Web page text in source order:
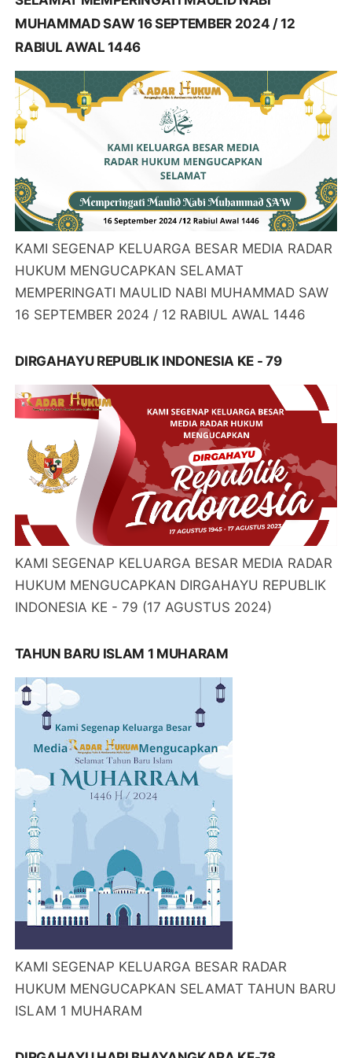
MUHAMMAD SAW 16 SEPTEMBER 2024 / 12
RABIUL AWAL 1446
KAMI SEGENAP KELUARGA BESAR MEDIA RADAR
HUKUM MENGUCAPKAN SELAMAT
MEMPERINGATI MAULID NABI MUHAMMAD SAW
16 SEPTEMBER 2024 / 12 RABIUL AWAL 1446
DIRGAHAYU REPUBLIK INDONESIA KE - 79
KAMI SEGENAP KELUARGA BESAR MEDIA RADAR
HUKUM MENGUCAPKAN DIRGAHAYU REPUBLIK
INDONESIA KE - 79 (17 AGUSTUS 2024)
TAHUN BARU ISLAM 1 MUHARAM
KAMI SEGENAP KELUARGA BESAR RADAR
HUKUM MENGUCAPKAN SELAMAT TAHUN BARU
ISLAM 1 MUHARAM